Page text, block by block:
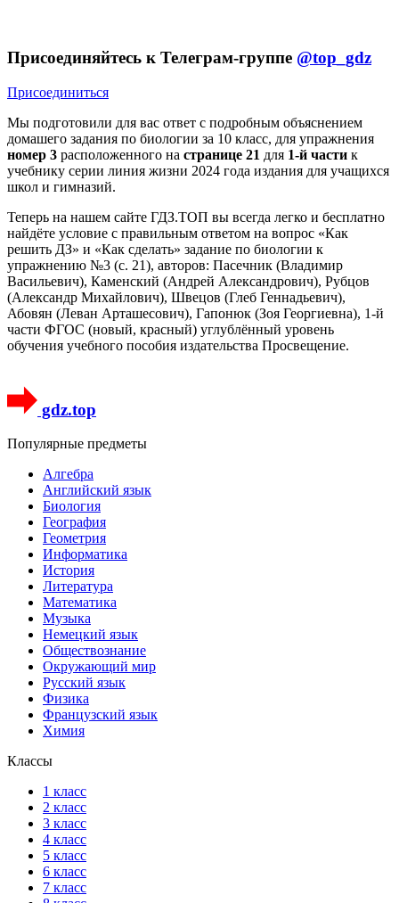
Присоединяйтесь к Телеграм-группе @top_gdz
Присоединиться
Мы подготовили для вас ответ c подробным объяснением
домашего задания по биологии за 10 класс, для упражнения
номер 3 расположенного на странице 21 для 1-й части к
учебнику серии линия жизни 2024 года издания для учащихся
школ и гимназий.
Теперь на нашем сайте ГДЗ.ТОП вы всегда легко и бесплатно
найдёте условие с правильным ответом на вопрос «Как
решить ДЗ» и «Как сделать» задание по биологии к
упражнению №3 (с. 21), авторов: Пасечник (Владимир
Васильевич), Каменский (Андрей Александрович), Рубцов
(Александр Михайлович), Швецов (Глеб Геннадьевич),
Абовян (Леван Арташесович), Гапонюк (Зоя Георгиевна), 1-й
части ФГОС (новый, красный) углублённый уровень
обучения учебного пособия издательства Просвещение.
gdz.top
Популярные предметы
Алгебра
Английский язык
Биология
География
Геометрия
Информатика
История
Литература
Математика
Музыка
Немецкий язык
Обществознание
Окружающий мир
Русский язык
Физика
Французский язык
Химия
Классы
1 класс
2 класс
3 класс
4 класс
5 класс
6 класс
7 класс